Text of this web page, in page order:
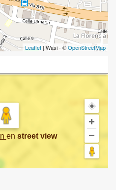
Leaflet | Wasi - ©OpenStreetMap
en street view